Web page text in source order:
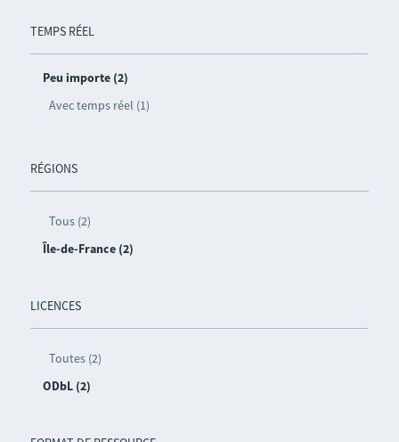
TEMPS RÉEL
Peu importe (2)
Avec temps réel (1)
RÉGIONS
Tous (2)
Île-de-France (2)
LICENCES
Toutes (2)
ODbL (2)